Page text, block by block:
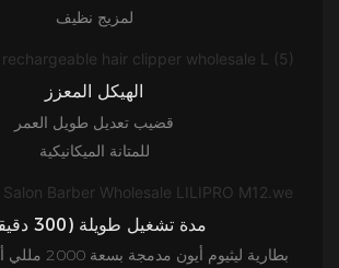
لمزيج نظيف
الهيكل المعزز
قضيب تعديل طويل العمر
للمتانة الميكانيكية
مدة تشغيل طويلة (300 دقيقة)
بطارية ليثيوم أيون مدمجة بسعة 2000 مللي أمبير في الساعة